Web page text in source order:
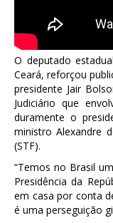
O deputado
Ceará, reforçou
presidente Jair
Judiciário que
duramente o
ministro Alexandre
(STF).
“Temos no Brasil
Presidência da
em casa por conta
é uma perseguição